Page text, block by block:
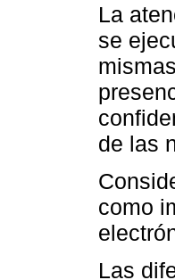
La
se
de las
como
Las